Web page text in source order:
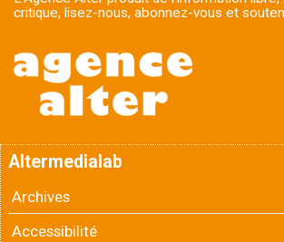
critique, lisez-nous, abonnez-vous et
Altermedialab
Archives
Accessibilité